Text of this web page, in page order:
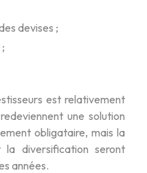
devises ;
est relativement
une solution
obligataire, mais la
diversification seront
années.